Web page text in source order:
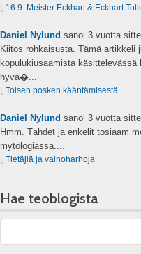
16.9. Meister Eckhart & Eckhart
Daniel Nylund sanoi 3 vuotta
Kiitos rohkaisusta. Tämä
kopulukiusaamista
hyvä�...
Toisen posken kääntämisestä
Daniel Nylund sanoi 3 vuotta
Hmm. Tähdet ja enkelit tosiaam
mytologiassa....
Tietäjiä ja vainoharhoja
Hae teoblogista